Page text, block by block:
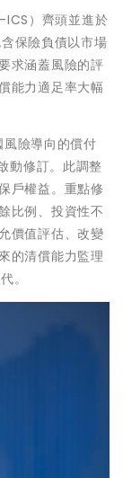
ICS）齊頭並進於
保險負債以市場
求涵蓋風險的評
能力適足率大幅
險導向的償付
動修訂。此調整
戶權益。重點修
比例、投資性不
價值評估、改變
的清償能力監理
。